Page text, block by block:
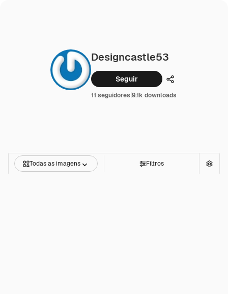
Designcastle53
Seguir Compartilhar
11 seguidores|9.1k downloads
Todas as imagens Filtros